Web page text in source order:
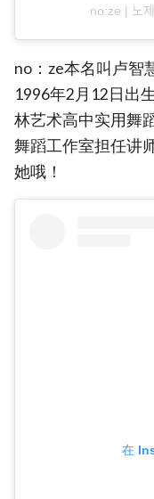
no:ze |
no：ze本名叫卢智
1996年2月12日出
林艺术高中实用舞
舞蹈工作室担任讲
她哦！
在